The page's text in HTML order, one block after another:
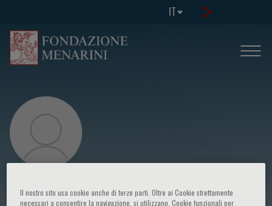
IT
Cesare Sirtori
Il nostro sito usa cookie anche di terze parti. Oltre ai Cookie strettamente
necessari a consentire la navigazione, si utilizzano, Cookie funzionali per